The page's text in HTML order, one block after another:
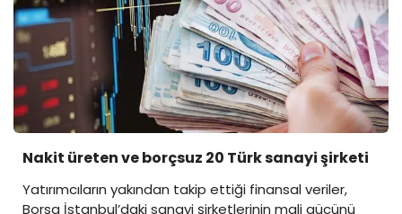
Nakit üreten ve borçsuz 20 Türk sanayi şirketi
Yatırımcıların yakından takip ettiği finansal veriler,
Borsa İstanbul’daki sanayi şirketlerinin mali gücünü